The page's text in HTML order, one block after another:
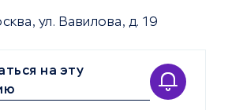
ул. Вавилова, д. 19
на эту